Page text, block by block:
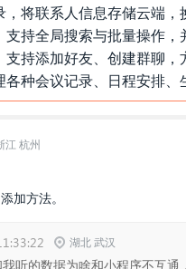
将联系人信息存储云端，
持全局搜索与批量操作
持添加好友、创建群聊，
种会议记录、日程安排、
江 杭州
加方法。
湖北 武汉
听的数据为啥和小程序不互